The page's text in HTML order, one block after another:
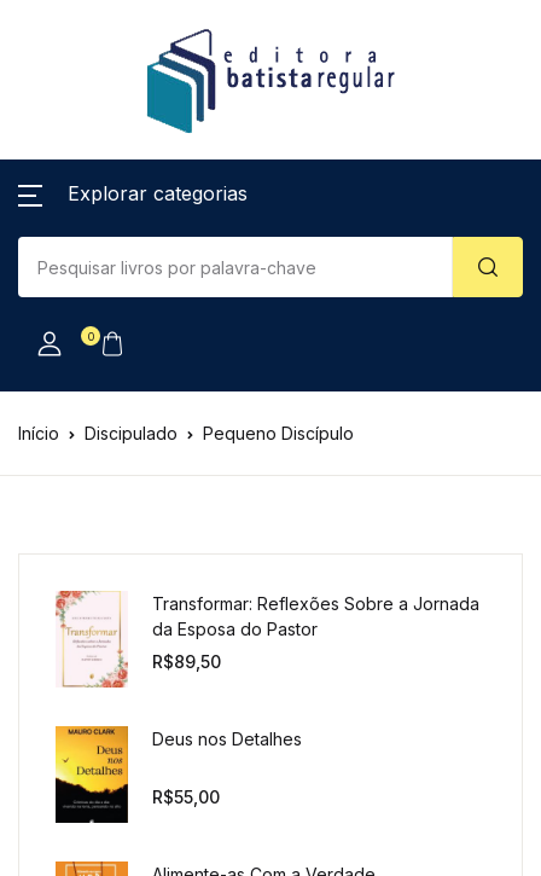
Explorar categorias
0
Início Discipulado Pequeno Discípulo
Transformar: Reflexões Sobre a Jornada
da Esposa do Pastor
R$89,50
Deus nos Detalhes
R$55,00